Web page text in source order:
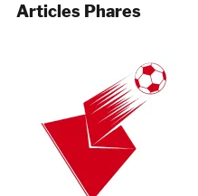
Articles Phares